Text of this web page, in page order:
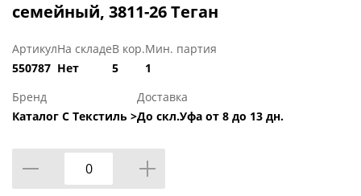
семейный, 3811-26 Теган
Артикул
550787
На складе
Нет
В кор.
5
Мин. партия
1
Бренд
Каталог С Текстиль >
Доставка
До скл.Уфа от 8 до 13 дн.